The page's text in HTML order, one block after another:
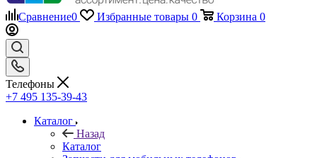
Сравнение0 Избранные товары 0 Корзина 0
Телефоны
+7 495 135-39-43
Каталог
Назад
Каталог